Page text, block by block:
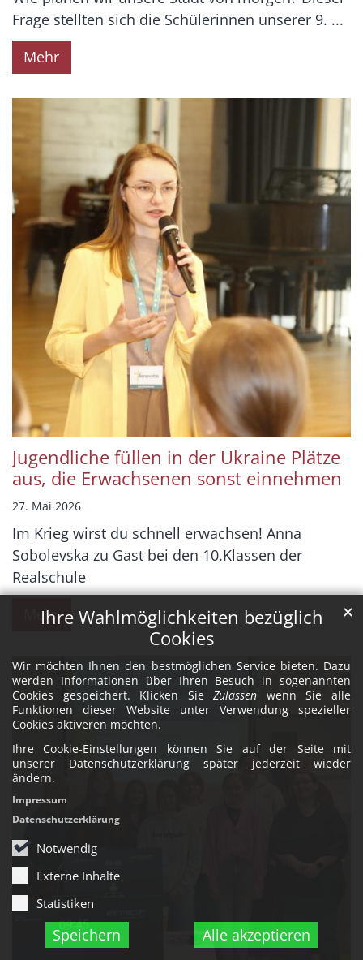
Ihre Wahlmöglichkeiten bezüglich
Cookies
Wir möchten Ihnen den bestmöglichen Service bieten. Dazu
werden Informationen über Ihren Besuch in sogenannten
Cookies gespeichert. Klicken SieZulassen wenn Sie alle
Funktionen dieser Website unter Verwendung spezieller
Cookies aktiveren möchten.
Ihre Cookie-Einstellungen können Sie auf der Seite mit
unserer Datenschutzerklärung später jederzeit wieder
ändern.
Notwendig
Externe Inhalte
Statistiken
Speichern Alle akzeptieren
✕
Impressum
Datenschutzerklärung
Frage stellten sich die Schülerinnen unserer 9. ...
Mehr
Jugendliche füllen in der Ukraine Plätze
aus, die Erwachsenen sonst einnehmen
27. Mai 2026
Im Krieg wirst du schnell erwachsen! Anna
Sobolevska zu Gast bei den 10.Klassen der
Realschule
Mehr